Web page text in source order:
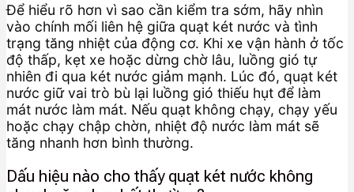
Để hiểu rõ hơn vì sao cần kiểm tra sớm, hãy nhìn
vào chính mối liên hệ giữa quạt két nước và tình
trạng tăng nhiệt của động cơ. Khi xe vận hành ở tốc
độ thấp, kẹt xe hoặc dừng chờ lâu, luồng gió tự
nhiên đi qua két nước giảm mạnh. Lúc đó, quạt két
nước giữ vai trò bù lại luồng gió thiếu hụt để làm
mát nước làm mát. Nếu quạt không chạy, chạy yếu
hoặc chạy chập chờn, nhiệt độ nước làm mát sẽ
tăng nhanh hơn bình thường.
Dấu hiệu nào cho thấy quạt két nước không